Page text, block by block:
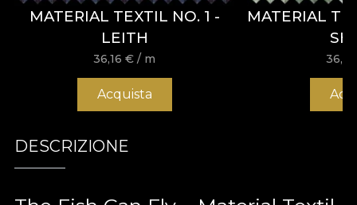
MATERIAL TEXTIL NO. 1 -
LEITH
36,16€ / m
Acquista
MATERIAL
DESCRIZIONE